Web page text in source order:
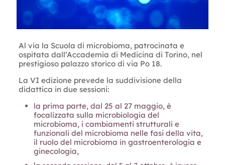
Al via la Scuola di microbioma, patrocinata e
ospitata dall’Accademia di Medicina di Torino, nel
prestigioso palazzo storico di via Po 18.
La VI edizione prevede la suddivisione della
didattica in due sessioni:
la prima parte, dal 25 al 27 maggio, è
focalizzata sulla microbiologia del
microbioma, i cambiamenti strutturali e
funzionali del microbioma nelle fasi della vita,
il ruolo del microbioma in gastroenterologia e
ginecologia,